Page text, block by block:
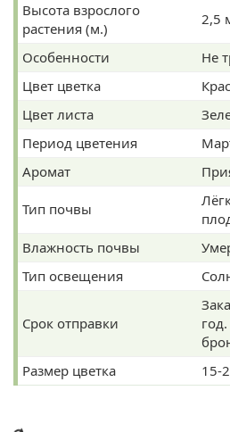
Высота взрослого
растения (м.)
2,5
Особенности
Не
Цвет цветка
Цвет листа
Период цветения
Аромат
Тип почвы
Влажность почвы
Тип освещения
Срок отправки
Размер цветка
15-